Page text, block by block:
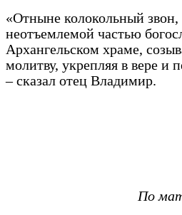
«Отныне колокольный звон,
неотъемлемой частью
Архангельском храме,
молитву, укрепляя в вере и
– сказал отец Владимир.
По